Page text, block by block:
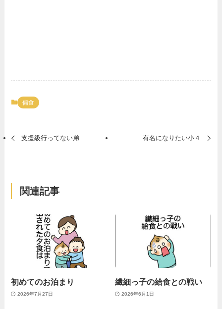
偏食
支援級行ってない弟 有名になりたい小４
関連記事
初めてのお泊まり
2026年7月27日
繊細っ子の給食との戦い
2026年6月1日